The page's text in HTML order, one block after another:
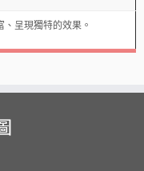
呈現獨特的效果。